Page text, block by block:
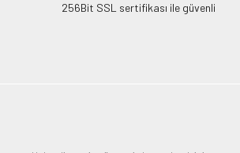
256Bit SSL sertifikası ile güvenli